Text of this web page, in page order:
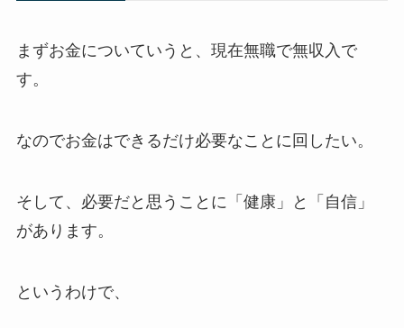
まずお金についていうと、現在無職で無収入で
す。
なのでお金はできるだけ必要なことに回したい。
そして、必要だと思うことに「健康」と「自信」
があります。
というわけで、